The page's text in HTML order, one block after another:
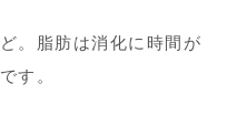
。脂肪は消化に時間が
す。